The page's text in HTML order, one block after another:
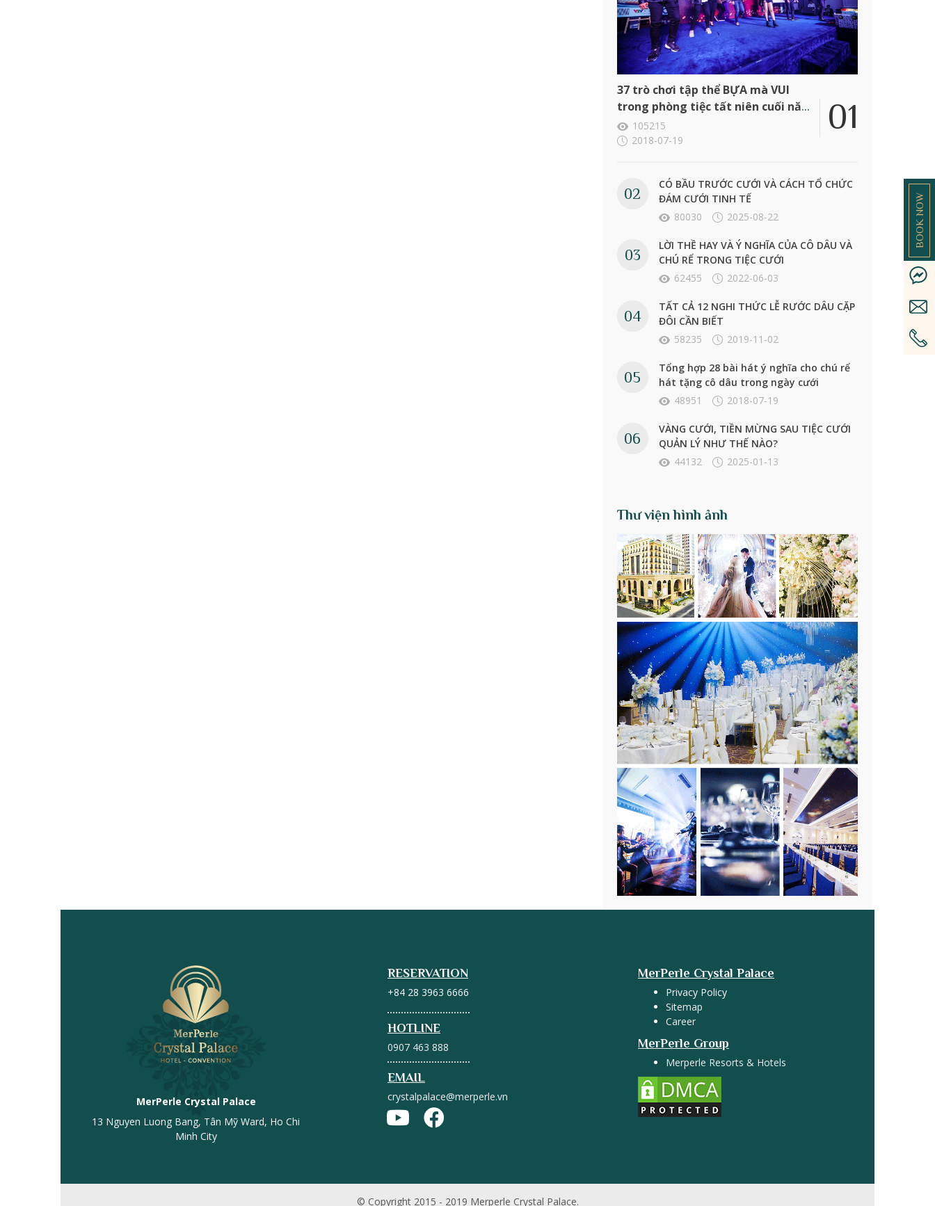
37 trò chơi tập thể BỰA mà VUI
trong phòng tiệc tất niên cuối năm
công ty
105215
2018-07-19
CÓ BẦU TRƯỚC CƯỚI VÀ CÁCH TỔ CHỨC
ĐÁM CƯỚI TINH TẾ
80030
2025-08-22
LỜI THỀ HAY VÀ Ý NGHĨA CỦA CÔ DÂU VÀ
CHÚ RỂ TRONG TIỆC CƯỚI
62455
2022-06-03
TẤT CẢ 12 NGHI THỨC LỄ RƯỚC DÂU CẶP
ĐÔI CẦN BIẾT
58235
2019-11-02
Tổng hợp 28 bài hát ý nghĩa cho chú rể
hát tặng cô dâu trong ngày cưới
48951
2018-07-19
VÀNG CƯỚI, TIỀN MỪNG SAU TIỆC CƯỚI
QUẢN LÝ NHƯ THẾ NÀO?
44132
2025-01-13
Thư viện hình ảnh
MerPerle Crystal Palace
13 Nguyen Luong Bang, Tân Mỹ Ward, Ho Chi
Minh City
RESERVATION
+84 28 3963 6666
HOTLINE
0907 463 888
EMAIL
crystalpalace@merperle.vn
MerPerle Crystal Palace
Privacy Policy
Sitemap
Career
MerPerle Group
Merperle Resorts & Hotels
© Copyright 2015 - 2019 Merperle Crystal Palace.
BOOK NOW